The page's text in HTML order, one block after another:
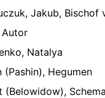
Jakub, Bischof von
Autor
Natalya
(Pashin), Hegumen
(Belowidow),